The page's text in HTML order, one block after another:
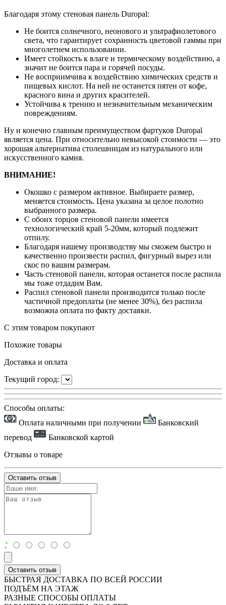
Благодаря этому стеновая панель Duropal:
Не боится солнечного, неонового и ультрафиолетового
света, что гарантирует сохранность цветовой гаммы при
многолетнем использовании.
Имеет стойкость к влаге и термическому воздействию, а
значит не боится пара и горячей посуды.
Не восприимчива к воздействию химических средств и
пищевых кислот. На ней не останется пятен от кофе,
красного вина и других красителей.
Устойчива к трению и незначительным механическим
повреждениям.
Ну и конечно главным преимуществом фартуков Duropal
является цена. При относительно невысокой стоимости — это
хорошая альтернатива столешницам из натурального или
искусственного камня.
ВНИМАНИЕ!
Окошко с размером активное. Выбираете размер,
меняется стоимость. Цена указана за целое полотно
выбранного размера.
С обоих торцов стеновой панели имеется
технологический край 5-20мм, который подлежит
отпилу.
Благодаря нашему производству мы сможем быстро и
качественно произвести распил, фигурный вырез или
скос по вашим размерам.
Часть стеновой панели, которая останется после распила
мы тоже отдадим Вам.
Распил стеновой панели производится только после
частичной предоплаты (не менее 30%), без распила
возможна оплата по факту доставки.
С этим товаром покупают
Похожие товары
Доставка и оплата
Текущий город:
Способы оплаты:
Оплата наличными при получении
Банковский
перевод
Банковской картой
Отзывы о товаре
Оставить отзыв
:
Оставить отзыв
БЫСТРАЯ ДОСТАВКА ПО ВСЕЙ РОССИИ
ПОДЪЁМ НА ЭТАЖ
РАЗНЫЕ СПОСОБЫ ОПЛАТЫ